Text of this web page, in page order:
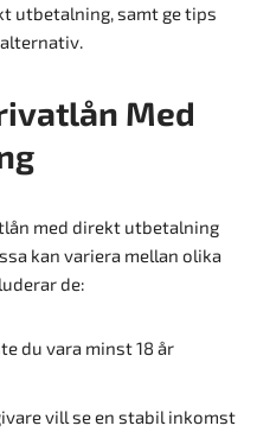
utbetalning, samt ge tips
Med
med direkt utbetalning
kan variera mellan olika
de:
du vara minst 18 år
vill se en stabil inkomst